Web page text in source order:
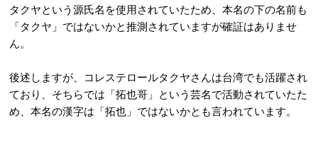
タクヤという源氏名を使用されていたため、本名の下の名前も
「タクヤ」ではないかと推測されていますが確証はありませ
ん。
後述しますが、コレステロールタクヤさんは台湾でも活躍され
ており、そちらでは「拓也哥」という芸名で活動されていたた
め、本名の漢字は「拓也」ではないかとも言われています。